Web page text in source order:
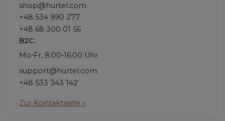
shop@hurtel.com
+48 534 990 277
+48 68 300 01 56
B2C:
Mo-Fr, 8:00-16:00 Uhr
support@hurtel.com
+48 533 343 142
Zur Kontaktseite »